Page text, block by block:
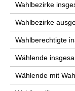
Wahlbezirke
Wahlbezirke
Wahlberechtigte
Wählende
Wählende mit